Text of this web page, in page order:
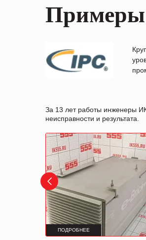
Примеры
За 13 лет работы инженеры
неисправности и результата.
ПОДРОБНЕЕ